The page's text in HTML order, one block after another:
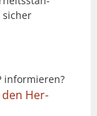
informieren?
den Her­